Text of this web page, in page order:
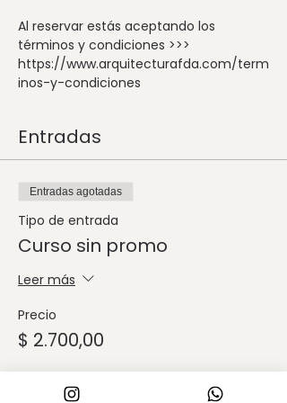
Al reservar estás aceptando los
términos y condiciones >>>
https://www.arquitecturafda.com/term
inos-y-condiciones
Entradas
Entradas agotadas
Tipo de entrada
Curso sin promo
Leer más
Precio
$ 2.700,00